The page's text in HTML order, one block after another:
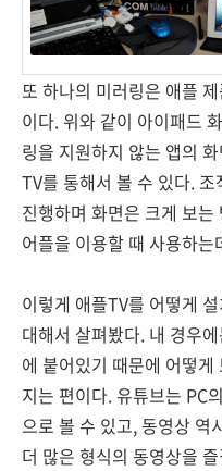
또 하나의 미러링은 애플
이다. 위와 같이 아이패드
링을 지원하지 않는 앱의
TV를 통해서 볼 수 있다.
진행하며 화면은 크게 보
어플을 이용할 때 사용하는
이렇게 애플TV를 어떻게
대해서 살펴봤다. 내 경우
에 붙어있기 때문에 어떻
지는 편이다. 유튜브는 PC
으로 볼 수 있고, 동영상 역
더 많은 형식의 동영상을